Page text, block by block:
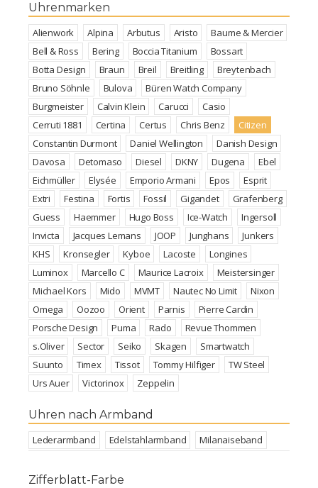
Uhrenmarken
Alienwork Alpina Arbutus Aristo
Baume & Mercier
Bell & Ross
Bering Boccia Titanium
Bossart
Botta Design
Braun Breil Breitling
Breytenbach
Bruno Söhnle
Bulova
Büren Watch Company
Burgmeister
Calvin Klein Carucci
Casio
Cerruti 1881
Certina Certus Chris Benz
Citizen
Constantin Durmont
Daniel Wellington
Danish Design
Davosa
Detomaso Diesel DKNY Dugena
Ebel
Eichmüller
Elysée Emporio Armani Epos
Esprit
Extri
Festina Fortis Fossil Gigandet
Grafenberg
Guess
Haemmer Hugo Boss Ice-Watch
Ingersoll
Invicta
Jacques Lemans JOOP Junghans
Junkers
KHS
Kronsegler Kyboe Lacoste
Longines
Luminox
Marcello C Maurice Lacroix
Meistersinger
Michael Kors
Mido MVMT Nautec No Limit
Nixon
Omega
Oozoo Orient Parnis
Pierre Cardin
Porsche Design
Puma Rado
Revue Thommen
s.Oliver
Sector Seiko Skagen
Smartwatch
Suunto
Timex Tissot Tommy Hilfiger
TW Steel
Urs Auer
Victorinox Zeppelin
Uhren nach Armband
Lederarmband Edelstahlarmband Milanaiseband
Zifferblatt-Farbe